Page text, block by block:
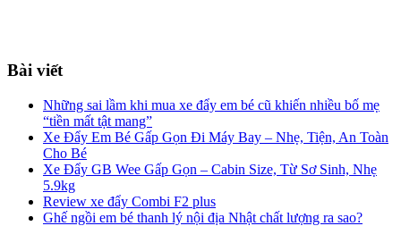
Bài viết
Những sai lầm khi mua xe đẩy em bé cũ khiến nhiều bố mẹ
“tiền mất tật mang”
Xe Đẩy Em Bé Gấp Gọn Đi Máy Bay – Nhẹ, Tiện, An Toàn
Cho Bé
Xe Đẩy GB Wee Gấp Gọn – Cabin Size, Từ Sơ Sinh, Nhẹ
5.9kg
Review xe đẩy Combi F2 plus
Ghế ngồi em bé thanh lý nội địa Nhật chất lượng ra sao?